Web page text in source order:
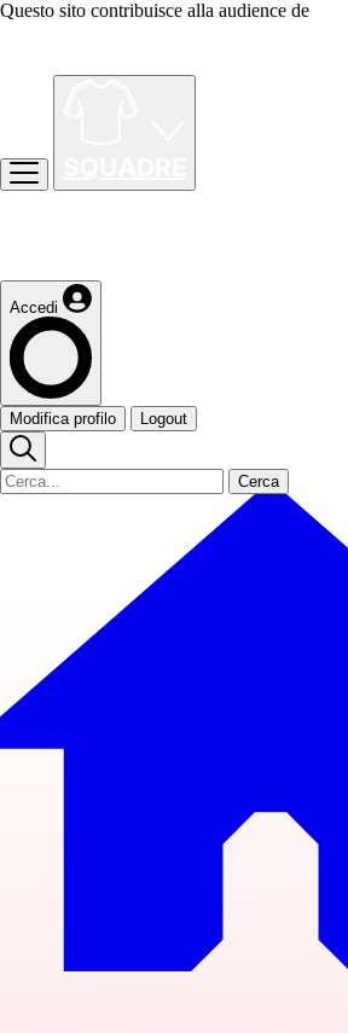
Questo sito contribuisce alla audience de
Accedi
Modifica profilo Logout
Cerca